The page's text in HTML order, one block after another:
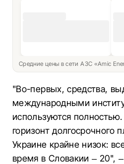
Средние цены в сети АЗС «Amic
"Во-первых, средства,
международными
используются
горизонт долгосрочного
Украине крайне низок:
время в Словакии – 20",